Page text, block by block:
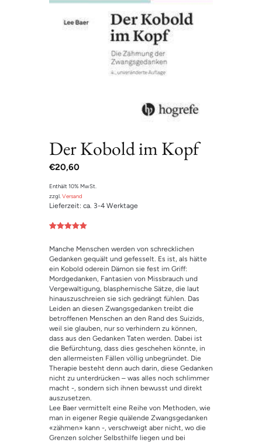
Der Kobold im Kopf
€20,60
Enthält 10% MwSt.
zzgl.Versand
Lieferzeit: ca. 3-4 Werktage
basierend
auf
Kundenbewe
rtung
Manche Menschen werden von schrecklichen
Gedanken gequält und gefesselt. Es ist, als hätte
ein Kobold oderein Dämon sie fest im Griff:
Mordgedanken, Fantasien von Missbrauch und
Vergewaltigung, blasphemische Sätze, die laut
hinauszuschreien sie sich gedrängt fühlen. Das
Leiden an diesen Zwangsgedanken treibt die
betroffenen Menschen an den Rand des Suizids,
weil sie glauben, nur so verhindern zu können,
dass aus den Gedanken Taten werden. Dabei ist
die Befürchtung, dass dies geschehen könnte, in
den allermeisten Fällen völlig unbegründet. Die
Therapie besteht denn auch darin, diese Gedanken
nicht zu unterdrücken – was alles noch schlimmer
macht -, sondern sich ihnen bewusst und direkt
auszusetzen.
Lee Baer vermittelt eine Reihe von Methoden, wie
man in eigener Regie quälende Zwangsgedanken
«zähmen» kann -, verschweigt aber nicht, wo die
Grenzen solcher Selbsthilfe liegen und bei